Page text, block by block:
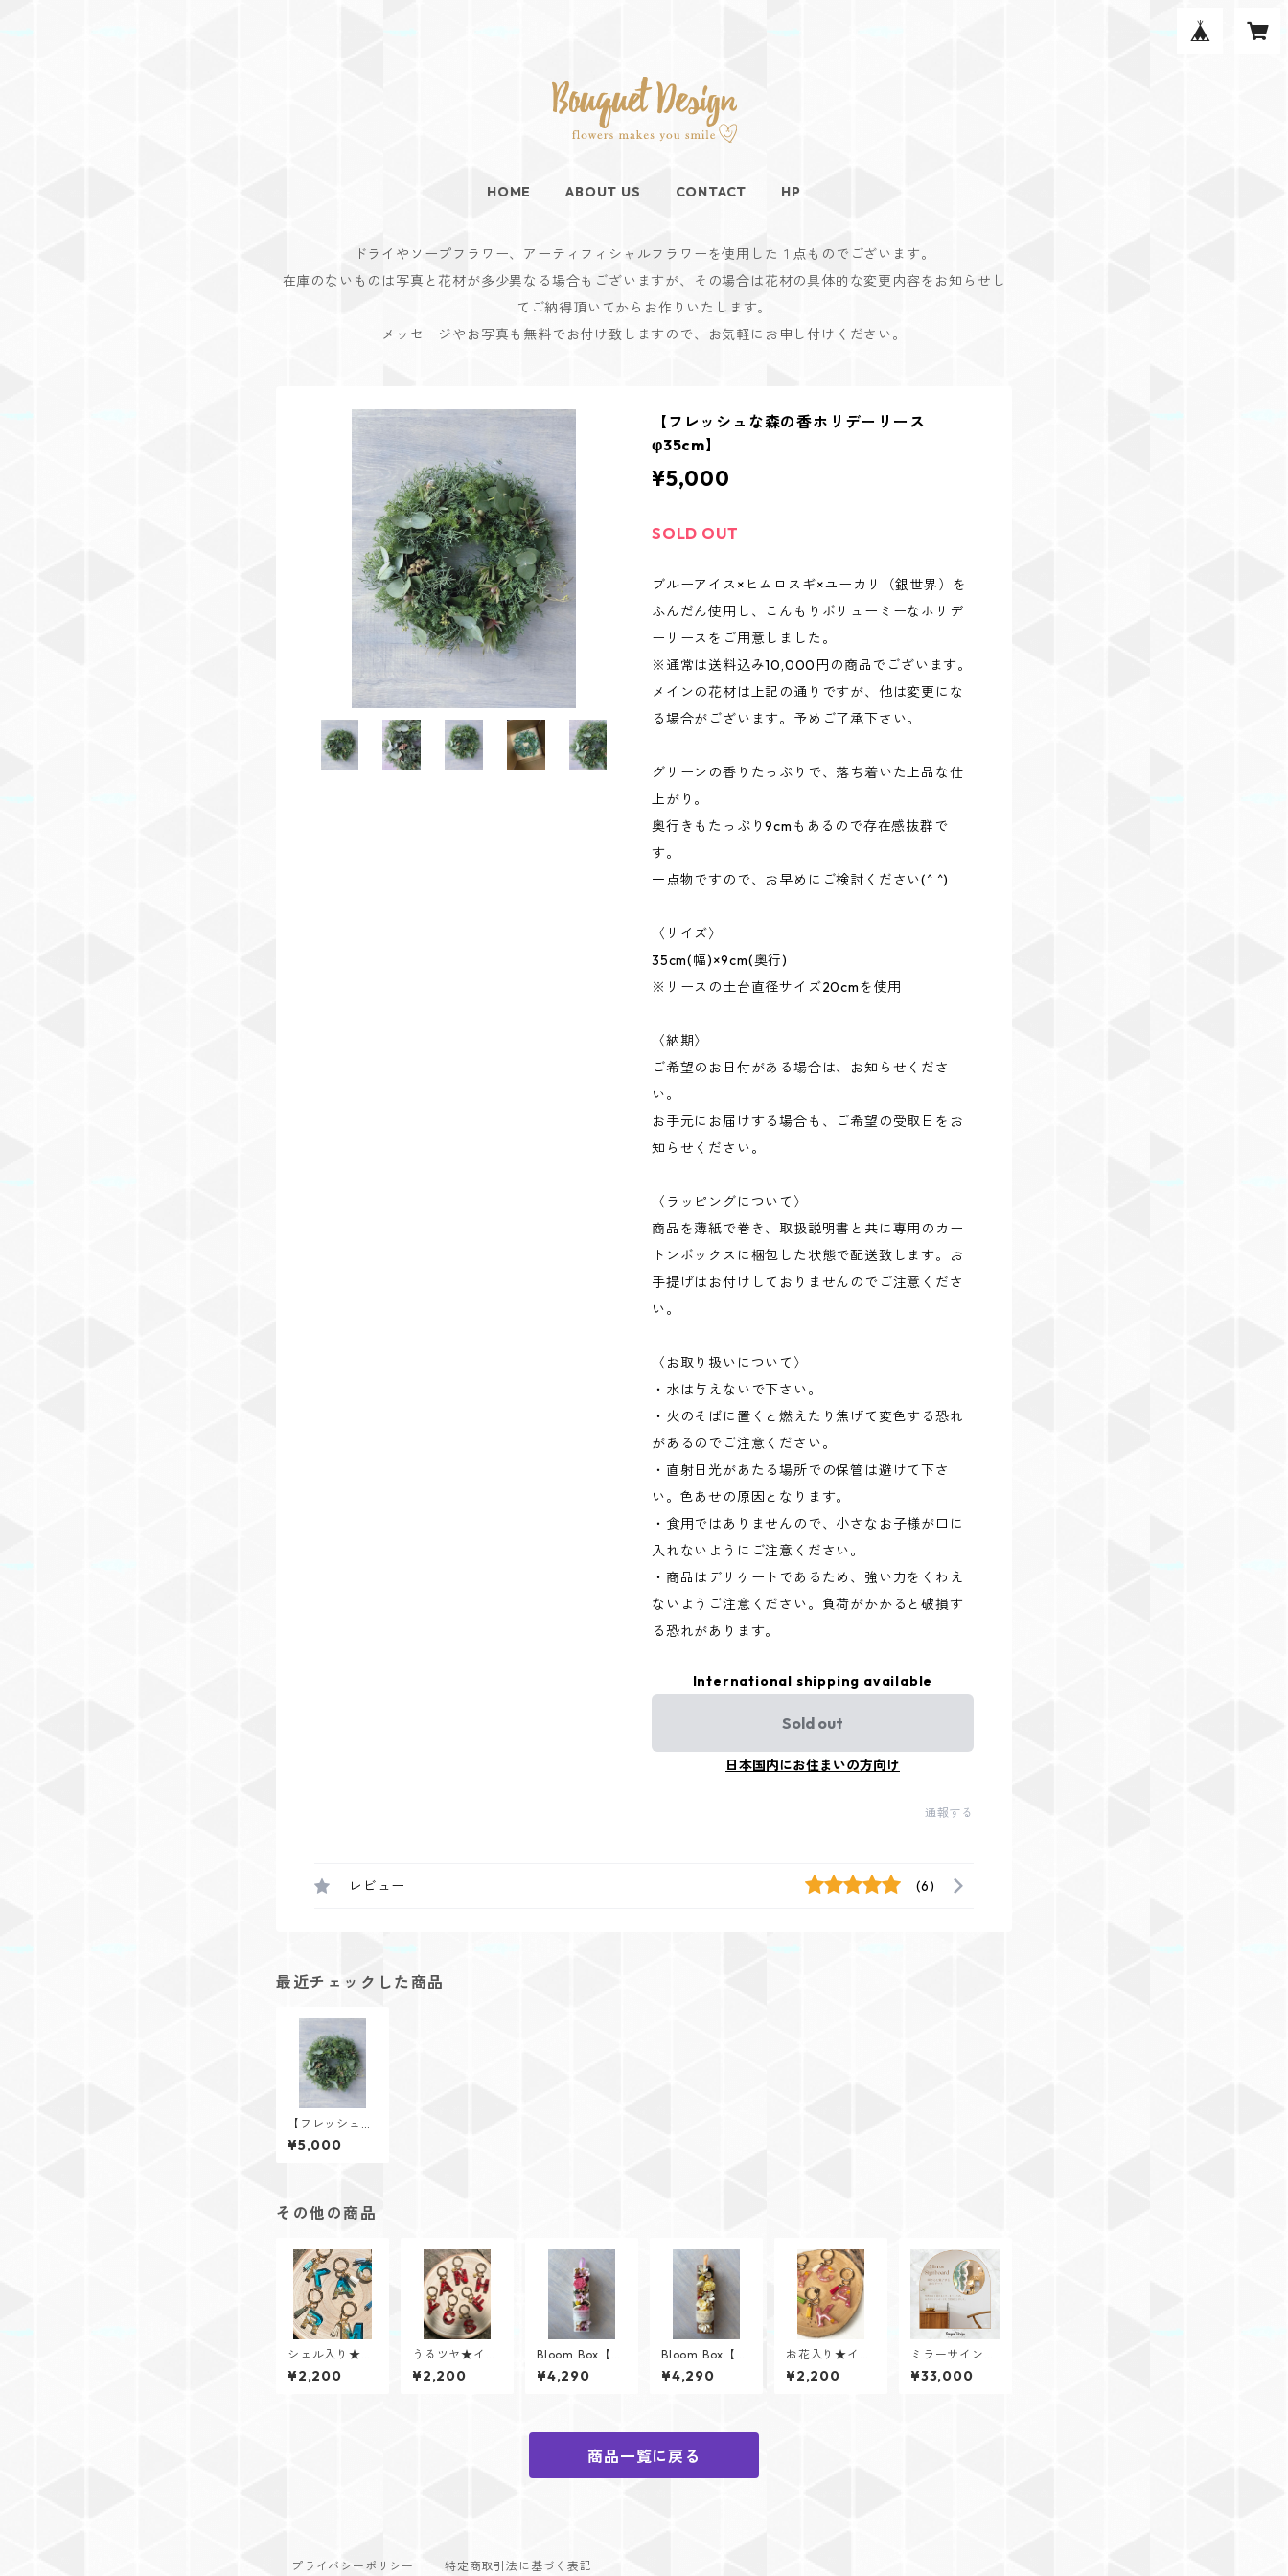
HOME ABOUT US CONTACT HP
ドライやソープフラワー、アーティフィシャルフラワーを使用した１点ものでございます。
在庫のないものは写真と花材が多少異なる場合もございますが、その場合は花材の具体的な変更内容をお知らせし
てご納得頂いてからお作りいたします。
メッセージやお写真も無料でお付け致しますので、お気軽にお申し付けください。
【フレッシュな森の香ホリデーリース
φ35cm】
¥5,000
SOLD OUT
ブルーアイス×ヒムロスギ×ユーカリ（銀世界）を
ふんだん使用し、こんもりボリューミーなホリデ
ーリースをご用意しました。
※通常は送料込み10,000円の商品でございます。
メインの花材は上記の通りですが、他は変更にな
る場合がございます。予めご了承下さい。
グリーンの香りたっぷりで、落ち着いた上品な仕
上がり。
奥行きもたっぷり9cmもあるので存在感抜群で
す。
一点物ですので、お早めにご検討ください(^ ^)
〈サイズ〉
35cm(幅)×9cm(奥行)
※リースの土台直径サイズ20cmを使用
〈納期〉
ご希望のお日付がある場合は、お知らせくださ
い。
お手元にお届けする場合も、ご希望の受取日をお
知らせください。
〈ラッピングについて〉
商品を薄紙で巻き、取扱説明書と共に専用のカー
トンボックスに梱包した状態で配送致します。お
手提げはお付けしておりませんのでご注意くださ
い。
〈お取り扱いについて〉
・水は与えないで下さい。
・火のそばに置くと燃えたり焦げて変色する恐れ
があるのでご注意ください。
・直射日光があたる場所での保管は避けて下さ
い。色あせの原因となります。
・食用ではありませんので、小さなお子様が口に
入れないようにご注意ください。
・商品はデリケートであるため、強い力をくわえ
ないようご注意ください。負荷がかかると破損す
る恐れがあります。
International shipping available
Sold out
日本国内にお住まいの方向け
通報する
レビュー (6)
最近チェックした商品
【フレッシュな
森の香ホリデー
リースφ35cm】
¥5,000
その他の商品
シェル入り★イ
ニシャルキーリ
ング【Cristal
¥2,200
うるツヤ★イニ
シャルキーリン
グ【Glitter He
¥2,200
Bloom Box【Pe
tal（ペタ
ル）】メッセー
¥4,290
Bloom Box【So
l（ソル）】メッ
セージカード付
¥4,290
お花入り★イニ
シャルキーリン
グ【Flower Je
¥2,200
ミラーサインボ
ード
¥33,000
商品一覧に戻る
プライバシーポリシー 特定商取引法に基づく表記